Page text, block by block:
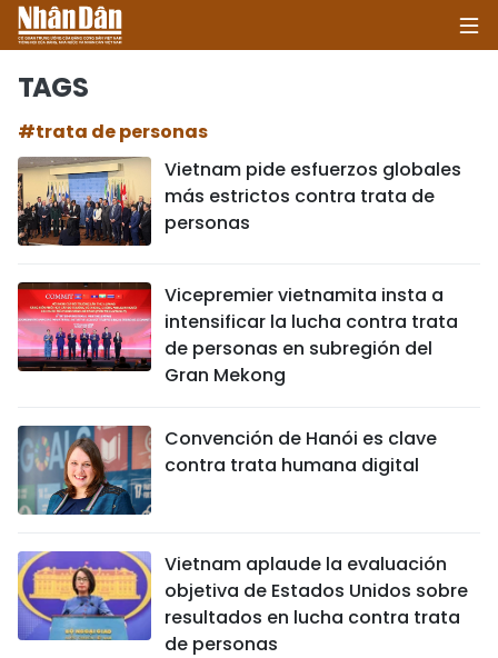
POLÍTICA
SOCIEDAD
SALUD - MEDIO AMBIENTE
INTERNACIONAL
VIAJES
PUENTE DE AMISTAD
TAGS
#trata de personas
Vietnam pide esfuerzos globales
más estrictos contra trata de
personas
Vicepremier vietnamita insta a
intensificar la lucha contra trata
de personas en subregión del
Gran Mekong
Convención de Hanói es clave
contra trata humana digital
Vietnam aplaude la evaluación
objetiva de Estados Unidos sobre
resultados en lucha contra trata
de personas